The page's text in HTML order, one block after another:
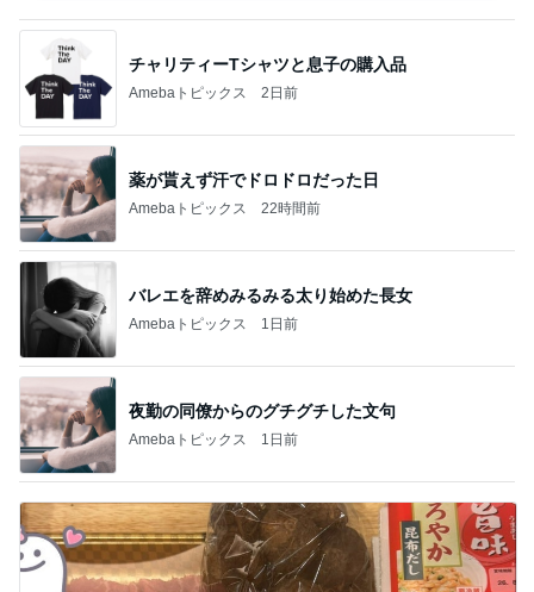
チャリティーTシャツと息子の購入品
Amebaトピックス 2日前
薬が貰えず汗でドロドロだった日
Amebaトピックス 22時間前
バレエを辞めみるみる太り始めた長女
Amebaトピックス 1日前
夜勤の同僚からのグチグチした文句
Amebaトピックス 1日前